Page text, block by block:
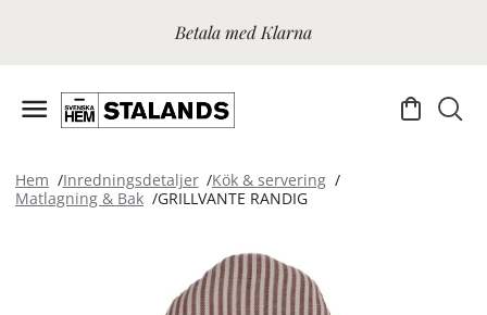
Betala med Klarna
Hem Inredningsdetaljer
Kök & servering
Matlagning & Bak
GRILLVANTE RANDIG